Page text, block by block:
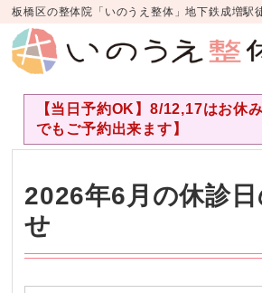
板橋区の整体院「いのうえ整体」地下鉄成増駅
【当日予約OK】8/12,17はお休
でもご予約出来ます】
2026年6月の休診
せ